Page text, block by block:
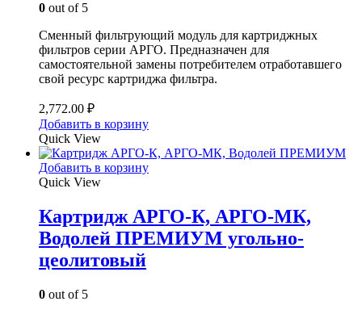
0 out of 5
Сменный фильтрующий модуль для картриджных
фильтров серии АРГО. Предназначен для
самостоятельной замены потребителем отработавшего
свой ресурс картриджа фильтра.
2,772.00 ₽
Добавить в корзину
Quick View
Добавить в корзину
Quick View
Картридж АРГО-К, АРГО-МК,
Водолей ПРЕМИУМ угольно-
цеолитовый
0 out of 5